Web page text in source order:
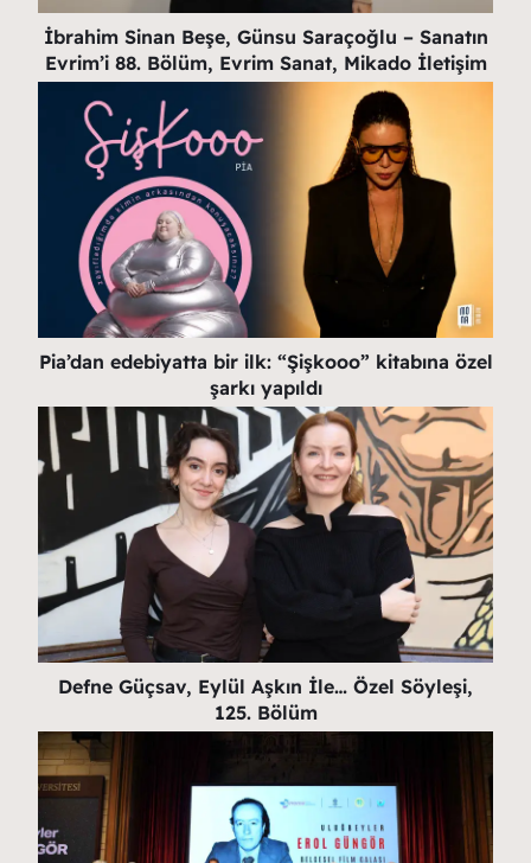
İbrahim Sinan Beşe, Günsu Saraçoğlu – Sanatın
Evrim’i 88. Bölüm, Evrim Sanat, Mikado İletişim
Pia’dan edebiyatta bir ilk: “Şişkooo” kitabına özel
şarkı yapıldı
Defne Güçsav, Eylül Aşkın İle… Özel Söyleşi,
125. Bölüm